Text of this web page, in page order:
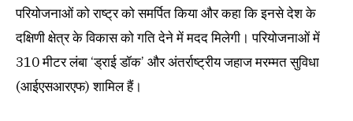
परियोजनाओं को राष्ट्र को समर्पित किया और कहा कि इनसे देश के
दक्षिणी क्षेत्र के विकास को गति देने में मदद मिलेगी। परियोजनाओं में
310 मीटर लंबा ‘ड्राई डॉक’ और अंतर्राष्ट्रीय जहाज मरम्मत सुविधा
(आईएसआरएफ) शामिल हैं।